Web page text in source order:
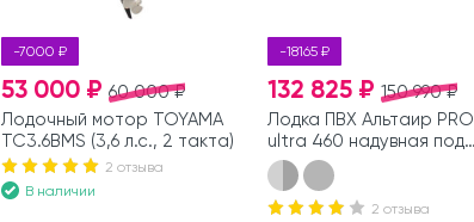
-7000 ₽
60 000 ₽
53 000 ₽
Лодочный мотор TOYAMA
TC3.6BMS (3,6 л.с., 2 такта)
2 отзыва
В наличии
-18165 ₽
150 990 ₽
132 825 ₽
Лодка ПВХ Альтаир PRO
ultra 460 надувная под
мотор
2 отзыва